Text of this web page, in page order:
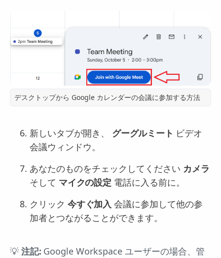
デスクトップから Google カレンダーの会議に参加する方法
新しいタブが開き、 グーグルミート ビデオ
会議ウィンドウ。
あなたのものをチェックしてください カメラ
そして マイクの設定 電話に入る前に。
クリック 今すぐ加入 会議に参加して他の参
加者とつながることができます。
💡 注記: Google Workspace ユーザーの場合、管